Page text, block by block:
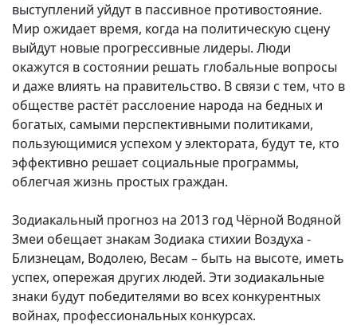
выступлений уйдут в пассивное противостояние.
Мир ожидает время, когда на политическую сцену
выйдут новые прогрессивные лидеры. Люди
окажутся в состоянии решать глобальные вопросы
и даже влиять на правительство. В связи с тем, что в
обществе растёт расслоение народа на бедных и
богатых, самыми перспективными политиками,
пользующимися успехом у электората, будут те, кто
эффективно решает социальные программы,
облегчая жизнь простых граждан.
Зодиакальный прогноз на 2013 год Чёрной Водяной
Змеи обещает знакам Зодиака стихии Воздуха -
Близнецам, Водолею, Весам – быть на высоте, иметь
успех, опережая других людей. Эти зодиакальные
знаки будут победителями во всех конкурентных
войнах, профессиональных конкурсах.